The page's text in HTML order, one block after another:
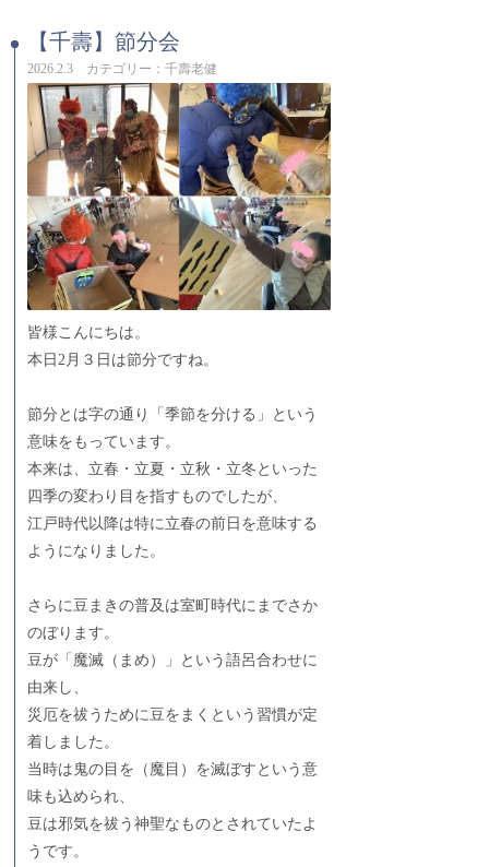
【千壽】節分会
2026.2.3 カテゴリー：千壽老健
皆様こんにちは。
本日2月３日は節分ですね。
節分とは字の通り「季節を分ける」という
意味をもっています。
本来は、立春・立夏・立秋・立冬といった
四季の変わり目を指すものでしたが、
江戸時代以降は特に立春の前日を意味する
ようになりました。
さらに豆まきの普及は室町時代にまでさか
のぼります。
豆が「魔滅（まめ）」という語呂合わせに
由来し、
災厄を祓うために豆をまくという習慣が定
着しました。
当時は鬼の目を（魔目）を滅ぼすという意
味も込められ、
豆は邪気を祓う神聖なものとされていたよ
うです。